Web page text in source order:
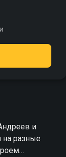
и
на разные